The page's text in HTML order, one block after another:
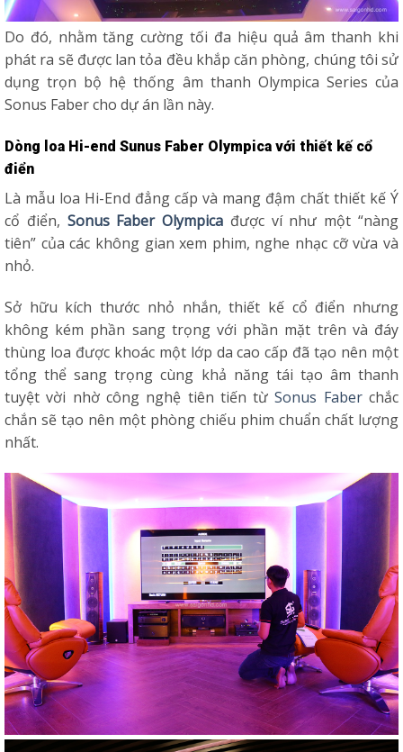
Do đó, nhằm tăng cường tối đa hiệu quả âm thanh khi
phát ra sẽ được lan tỏa đều khắp căn phòng, chúng tôi sử
dụng trọn bộ hệ thống âm thanh Olympica Series của
Sonus Faber cho dự án lần này.
Dòng loa Hi-end Sunus Faber Olympica với thiết kế cổ
điển
Là mẫu loa Hi-End đẳng cấp và mang đậm chất thiết kế Ý
cổ điển, Sonus Faber Olympica được ví như một “nàng
tiên” của các không gian xem phim, nghe nhạc cỡ vừa và
nhỏ.
Sở hữu kích thước nhỏ nhắn, thiết kế cổ điển nhưng
không kém phần sang trọng với phần mặt trên và đáy
thùng loa được khoác một lớp da cao cấp đã tạo nên một
tổng thể sang trọng cùng khả năng tái tạo âm thanh
tuyệt vời nhờ công nghệ tiên tiến từSonus Faberchắc
chắn sẽ tạo nên một phòng chiếu phim chuẩn chất lượng
nhất.